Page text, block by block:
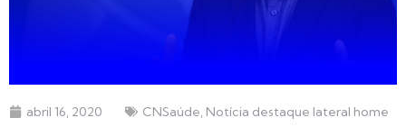
abril 16, 2020 CNSaúde, Notícia destaque lateral home